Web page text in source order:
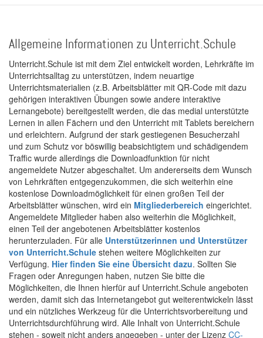
Allgemeine Informationen zu Unterricht.Schule
Unterricht.Schule ist mit dem Ziel entwickelt worden, Lehrkräfte im
Unterrichtsalltag zu unterstützen, indem neuartige
Unterrichtsmaterialien (z.B. Arbeitsblätter mit QR-Code mit dazu
gehörigen interaktiven Übungen sowie andere interaktive
Lernangebote) bereitgestellt werden, die das medial unterstützte
Lernen in allen Fächern und den Unterricht mit Tablets bereichern
und erleichtern. Aufgrund der stark gestiegenen Besucherzahl
und zum Schutz vor böswillig beabsichtigtem und schädigendem
Traffic wurde allerdings die Downloadfunktion für nicht
angemeldete Nutzer abgeschaltet. Um andererseits dem Wunsch
von Lehrkräften entgegenzukommen, die sich weiterhin eine
kostenlose Downloadmöglichkeit für einen großen Teil der
Arbeitsblätter wünschen, wird ein Mitgliederbereich eingerichtet.
Angemeldete Mitglieder haben also weiterhin die Möglichkeit,
einen Teil der angebotenen Arbeitsblätter kostenlos
herunterzuladen. Für alle Unterstützerinnen und Unterstützer
von Unterricht.Schule stehen weitere Möglichkeiten zur
Verfügung. Hier finden Sie eine Übersicht dazu. Sollten Sie
Fragen oder Anregungen haben, nutzen Sie bitte die
Möglichkeiten, die Ihnen hierfür auf Unterricht.Schule angeboten
werden, damit sich das Internetangebot gut weiterentwickeln lässt
und ein nützliches Werkzeug für die Unterrichtsvorbereitung und
Unterrichtsdurchführung wird. Alle Inhalt von Unterricht.Schule
stehen - soweit nicht anders angegeben - unter der Lizenz CC-